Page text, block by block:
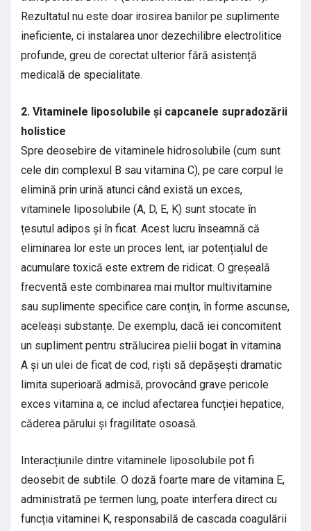
Rezultatul nu este doar irosirea banilor pe suplimente
ineficiente, ci instalarea unor dezechilibre electrolitice
profunde, greu de corectat ulterior fără asistență
medicală de specialitate.
2. Vitaminele liposolubile și capcanele supradozării
holistice
Spre deosebire de vitaminele hidrosolubile (cum sunt
cele din complexul B sau vitamina C), pe care corpul le
elimină prin urină atunci când există un exces,
vitaminele liposolubile (A, D, E, K) sunt stocate în
țesutul adipos și în ficat. Acest lucru înseamnă că
eliminarea lor este un proces lent, iar potențialul de
acumulare toxică este extrem de ridicat. O greșeală
frecventă este combinarea mai multor multivitamine
sau suplimente specifice care conțin, în forme ascunse,
aceleași substanțe. De exemplu, dacă iei concomitent
un supliment pentru strălucirea pielii bogat în vitamina
A și un ulei de ficat de cod, riști să depășești dramatic
limita superioară admisă, provocând grave pericole
exces vitamina a, ce includ afectarea funcției hepatice,
căderea părului și fragilitate osoasă.
Interacțiunile dintre vitaminele liposolubile pot fi
deosebit de subtile. O doză foarte mare de vitamina E,
administrată pe termen lung, poate interfera direct cu
funcția vitaminei K, responsabilă de cascada coagulării